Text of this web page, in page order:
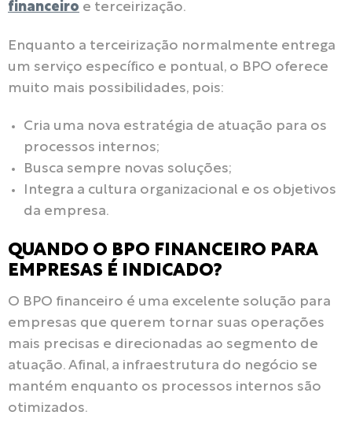
financeiro e terceirização.
Enquanto a terceirização normalmente entrega
um serviço específico e pontual, o BPO oferece
muito mais possibilidades, pois:
Cria uma nova estratégia de atuação para os
processos internos;
Busca sempre novas soluções;
Integra a cultura organizacional e os objetivos
da empresa.
QUANDO O BPO FINANCEIRO PARA
EMPRESAS É INDICADO?
O BPO financeiro é uma excelente solução para
empresas que querem tornar suas operações
mais precisas e direcionadas ao segmento de
atuação. Afinal, a infraestrutura do negócio se
mantém enquanto os processos internos são
otimizados.